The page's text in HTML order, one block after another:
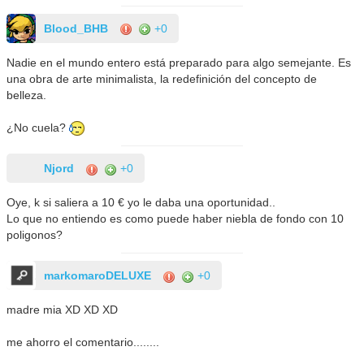
Blood_BHB +0
Nadie en el mundo entero está preparado para algo semejante. Es
una obra de arte minimalista, la redefinición del concepto de
belleza.
¿No cuela?
Njord +0
Oye, k si saliera a 10 € yo le daba una oportunidad..
Lo que no entiendo es como puede haber niebla de fondo con 10
poligonos?
markomaroDELUXE +0
madre mia XD XD XD
me ahorro el comentario........